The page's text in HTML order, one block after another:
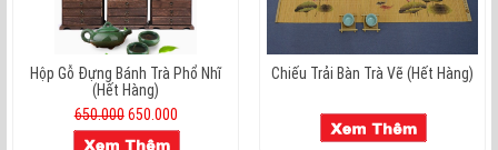
Hộp Gỗ Đựng Bánh Trà Phổ Nhĩ
(hết Hàng)
650.000 650.000
Chiếu Trải Bàn Trà Vẽ (hết Hàng)